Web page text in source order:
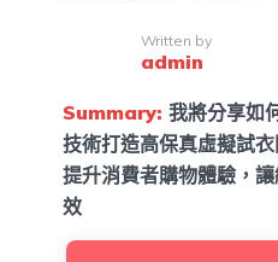
Written by
admin
Summary: 我將分享如
技術打造高保真虛擬試
提升消費者購物體驗，
效